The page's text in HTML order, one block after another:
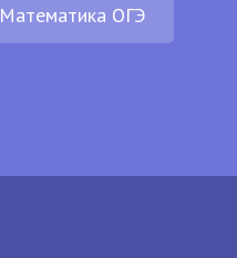
Математика ОГЭ